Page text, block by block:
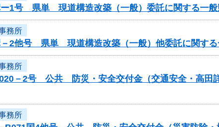
ー1号 県単 現道構造改築（一般）委託に関する一
務所
－2他号 県単 現道構造改築（一般）他委託に関す
務所
－2号 公共 防災・安全交付金（交通安全・高田
務所